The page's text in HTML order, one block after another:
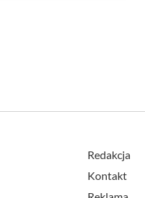
Redakcja
Kontakt